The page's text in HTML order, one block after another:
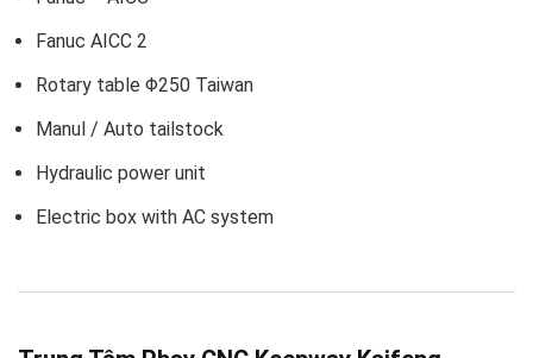
Fanuc AICC 2
Rotary table Φ250 Taiwan
Manul / Auto tailstock
Hydraulic power unit
Electric box with AC system